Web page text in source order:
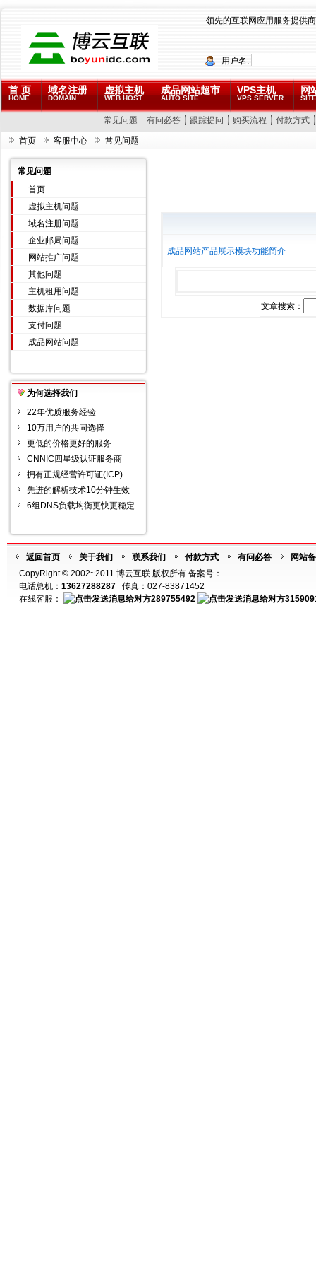
领先的互联网应用服务提供商
用户名:
首 页
HOME
域名注册
DOMAIN
虚拟主机
WEB HOST
成品网站超市
AUTO SITE
VPS主机
VPS SERVER
网
常见问题 有问必答 跟踪提问 购买流程 付款方式
首页 客服中心 常见问题
常见问题
首页
虚拟主机问题
域名注册问题
企业邮局问题
网站推广问题
其他问题
主机租用问题
数据库问题
支付问题
成品网站问题
为何选择我们
22年优质服务经验
10万用户的共同选择
更低的价格更好的服务
CNNIC四星级认证服务商
拥有正规经营许可证(ICP)
先进的解析技术10分钟生效
6组DNS负载均衡更快更稳定
成品网站产品展示模块功能简介
文章搜索：
返回首页 关于我们 联系我们 付款方式 有问必答
网站
CopyRight © 2002~2011 博云互联 版权所有 备案号：
电话总机： 13627288287 传真：027-83871452
在线客服：
289755492